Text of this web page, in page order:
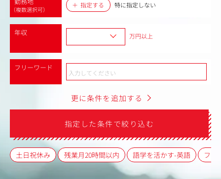
（複数選択可）
指定する 特に指定しない
年収 万円以上
フリーワード
更に条件を追加する
指定した条件で絞り込む
土日祝休み 残業月20時間以内 語学を活かす-英語 フレ